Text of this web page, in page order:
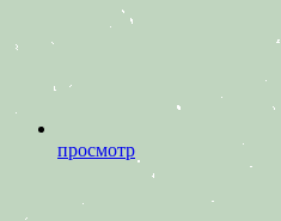
просмотр